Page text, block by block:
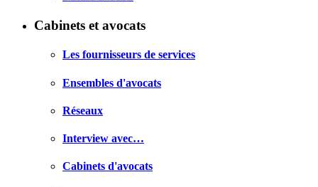
Cabinets et avocats
Les fournisseurs de services
Ensembles d'avocats
Réseaux
Interview avec…
Cabinets d'avocats